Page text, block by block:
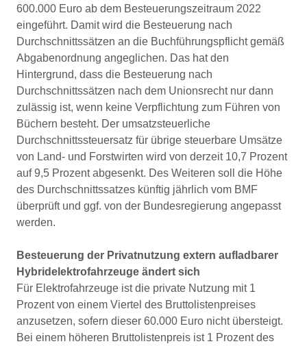
600.000 Euro ab dem Besteuerungszeitraum 2022
eingeführt. Damit wird die Besteuerung nach
Durchschnittssätzen an die Buchführungspflicht gemäß
Abgabenordnung angeglichen. Das hat den
Hintergrund, dass die Besteuerung nach
Durchschnittssätzen nach dem Unionsrecht nur dann
zulässig ist, wenn keine Verpflichtung zum Führen von
Büchern besteht. Der umsatzsteuerliche
Durchschnittssteuersatz für übrige steuerbare Umsätze
von Land- und Forstwirten wird von derzeit 10,7 Prozent
auf 9,5 Prozent abgesenkt. Des Weiteren soll die Höhe
des Durchschnittssatzes künftig jährlich vom BMF
überprüft und ggf. von der Bundesregierung angepasst
werden.
Besteuerung der Privatnutzung extern aufladbarer
Hybridelektrofahrzeuge ändert sich
Für Elektrofahrzeuge ist die private Nutzung mit 1
Prozent von einem Viertel des Bruttolistenpreises
anzusetzen, sofern dieser 60.000 Euro nicht übersteigt.
Bei einem höheren Bruttolistenpreis ist 1 Prozent des